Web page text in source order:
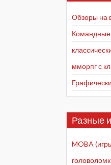
Обзоры на
Командные
мморпг с
Разные
MOBA